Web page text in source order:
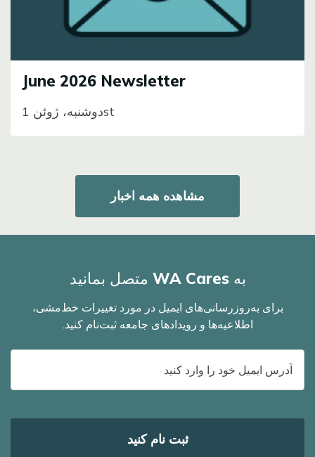
June 2026 Newsletter
دوشنبه، ژوئن 1st
مشاهده همه اخبار
به WA Cares متصل بمانید
برای به‌روزرسانی‌های ایمیل در مورد تغییرات خط‌مشی،
اطلاعیه‌ها و رویدادهای جامعه ثبت‌نام کنید.
ایمیل